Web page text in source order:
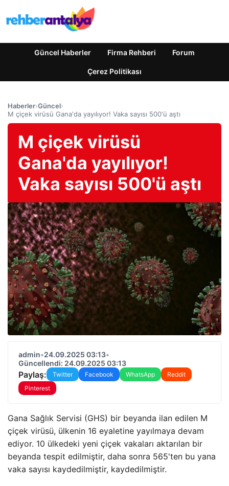
Güncel Haberler Firma Rehberi Forum
Çerez Politikası
Haberler›Güncel›
M çiçek virüsü Gana'da yayılıyor! Vaka sayısı 500'ü aştı
M çiçek virüsü
Gana'da yayılıyor!
Vaka sayısı 500'ü aştı
admin•24.09.2025 03:13•
Güncellendi: 24.09.2025 03:13
Paylaş: Twitter Facebook WhatsApp
Reddit
Pinterest
Gana Sağlık Servisi (GHS) bir beyanda ilan edilen M
çiçek virüsü, ülkenin 16 eyaletine yayılmaya devam
ediyor. 10 ülkedeki yeni çiçek vakaları aktarılan bir
beyanda tespit edilmiştir, daha sonra 565'ten bu yana
vaka sayısı kaydedilmiştir, kaydedilmiştir.